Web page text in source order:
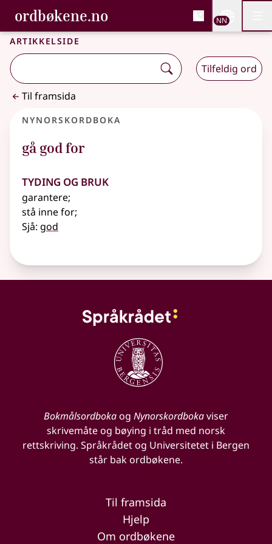
Gå til hovudinnhald
Tilgjenge
ordbøkene.no, Bokmålsordboka og
Bokmålsordboka og Nynorskordboka
NN
Artikkelside
Tilfeldig ord
Til framsida
Nynorskordboka
gå god for
Tyding og bruk
garantere;
stå inne for;
Sjå: god
Bokmålsordbokaog Nynorskordbokaviser
skrivemåte og bøying i tråd med norsk
rettskriving. Språkrådet og Universitetet i Bergen
står bak ordbøkene.
Til framsida
Hjelp
Om ordbøkene